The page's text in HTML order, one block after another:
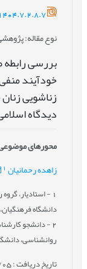
نوع مقاله: پژوهشی
بررسی رابطه
خودآیند
زناشویی
دیدگاه اسلامی
محورهای موضوعی
زاهده رحمانیان
- استادیار،
دانشگاه فرهنگیان،
2- دانشجو
روانشناسی،
تاریخ دریافت : 1404/03/05